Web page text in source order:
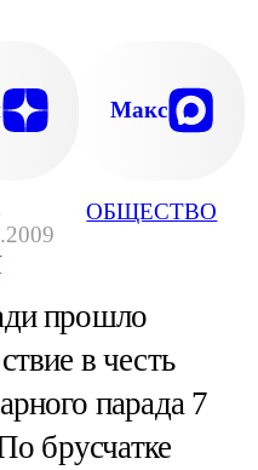
ОБЩЕСТВО
Макс
прошло
в честь
парада 7
брусчатке